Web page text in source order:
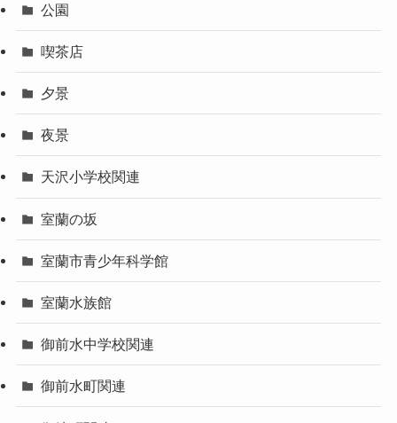
公園
喫茶店
夕景
夜景
天沢小学校関連
室蘭の坂
室蘭市青少年科学館
室蘭水族館
御前水中学校関連
御前水町関連